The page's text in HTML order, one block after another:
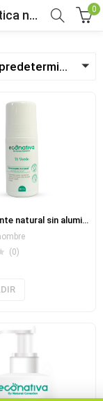
Products tagged "cosmética natural" 0
Orden predeterminado
Desodorante natural sin aluminio ni parabenos
(0)